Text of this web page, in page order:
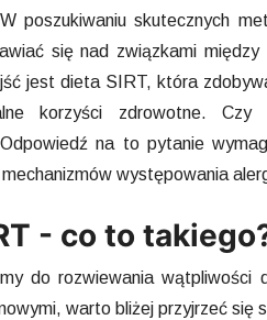
poszukiwaniu skutecznych
się nad związkami
jest dieta SIRT, która
korzyści zdrowotne.
na to pytanie
występowania
- co to
do rozwiewania
warto bliżej przyjrzeć się